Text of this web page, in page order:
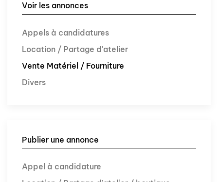
Voir les annonces
Appels à candidatures
Location / Partage d'atelier
Vente Matériel / Fourniture
Divers
Publier une annonce
Appel à candidature